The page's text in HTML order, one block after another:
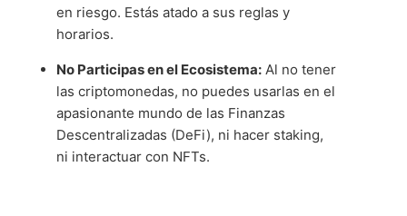
en riesgo. Estás atado a sus reglas y
horarios.
No Participas en el Ecosistema: Al no tener
las criptomonedas, no puedes usarlas en el
apasionante mundo de las Finanzas
Descentralizadas (DeFi), ni hacer staking,
ni interactuar con NFTs.